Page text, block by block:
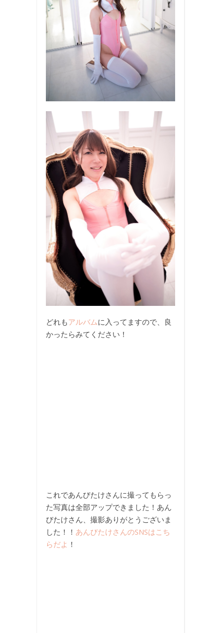
どれもアルバムに入ってますので、良
かったらみてください！
これであんびたけさんに撮ってもらっ
た写真は全部アップできました！あん
びたけさん、撮影ありがとうございま
した！！ あんびたけさんのSNSはこち
らだよ ！